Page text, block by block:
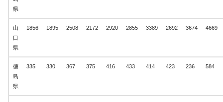
県
山
口
県
1856 1895 2508 2172 2920 2855 3389 2692 3674 4669
徳
島
県
335 330 367 375 416 433 414 423 236 584